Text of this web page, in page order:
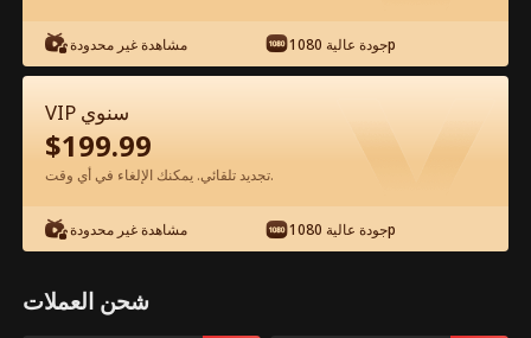
الحلقة 39 - احذر! إنها وريثة عبقرية وخطيرة
الفيلم كامل
0-49 50-67
39 40 41 42 43
مشاهدة غير محدودة جودة عالية 1080p
VIP سنوي
$199.99
تجديد تلقائي. يمكنك الإلغاء في أي وقت.
مشاهدة غير محدودة جودة عالية 1080p
شحن العملات